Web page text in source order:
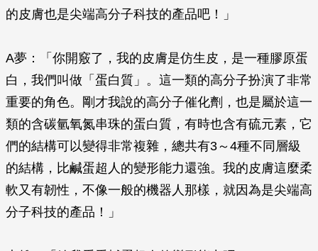
的皮膚也是尖端高分子科技的產品吧！」
A夢：「你開竅了，我的皮膚是仿生皮，是一種膠原蛋
白，我們叫做「蛋白質」。這一類的高分子扮演了非常
重要的角色。剛才我說的高分子催化劑，也是屬於這一
類的含碳氫氧氮串珠的蛋白質，有時也含有硫元素，它
們的結構可以變得非常複雜，總共有3～4種不同層級
的結構，比鹹蛋超人的變形能力還強。我的皮膚這麼柔
軟又有韌性，不像一般的機器人那樣，就因為是尖端高
分子科技的產品！」